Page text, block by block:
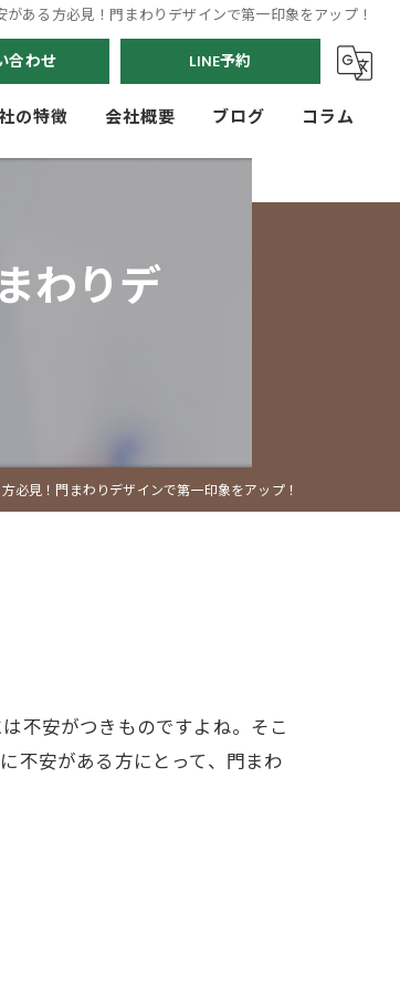
ある方必見！門まわりデザインで第一印象をアップ！
合わせ LINE予約
の特徴
アプローチ
会社概要 ブログ コラム
わりデ
必見！門まわりデザインで第一印象をアップ！
不安がつきものですよね。そこ
不安がある方にとって、門まわ